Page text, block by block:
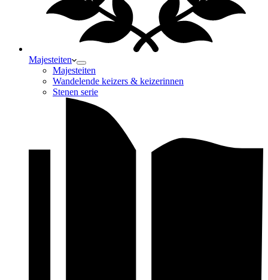
Majesteiten
Majesteiten
Wandelende keizers & keizerinnen
Stenen serie